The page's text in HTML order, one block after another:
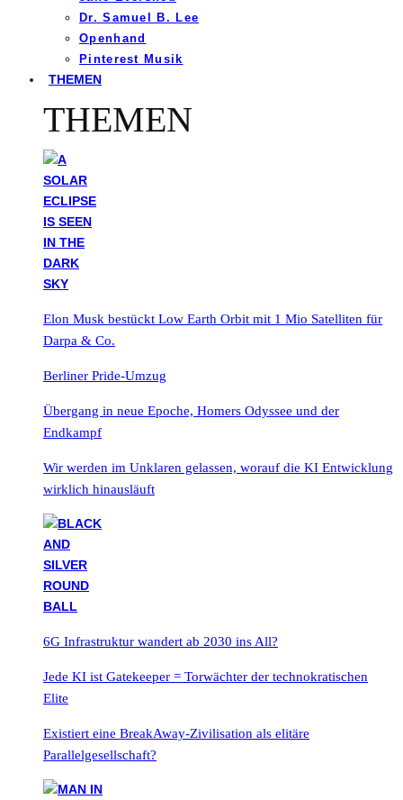
Dr. Samuel B. Lee
Openhand
Pinterest Musik
THEMEN
THEMEN
Elon Musk bestückt Low Earth Orbit mit 1 Mio Satelliten für
Darpa & Co.
Berliner Pride-Umzug
Übergang in neue Epoche, Homers Odyssee und der
Endkampf
Wir werden im Unklaren gelassen, worauf die KI Entwicklung
wirklich hinausläuft
6G Infrastruktur wandert ab 2030 ins All?
Jede KI ist Gatekeeper = Torwächter der technokratischen
Elite
Existiert eine BreakAway-Zivilisation als elitäre
Parallelgesellschaft?